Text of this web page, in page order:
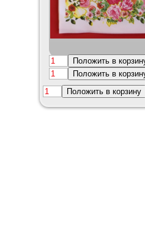
Положить в
Положить в
Положить в корзину